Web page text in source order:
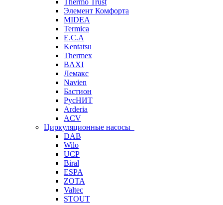
Thermo Trust
Элемент Комфорта
MIDEA
Termica
E.C.A
Kentatsu
Thermex
BAXI
Лемакс
Navien
Бастион
РусНИТ
Arderia
ACV
Циркуляционные насосы
DAB
Wilo
UCP
Biral
ESPA
ZOTA
Valtec
STOUT